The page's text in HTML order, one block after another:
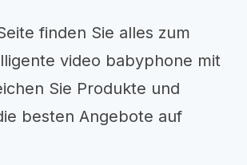
finden Sie alles zum
video babyphone mit
Sie Produkte und
besten Angebote auf